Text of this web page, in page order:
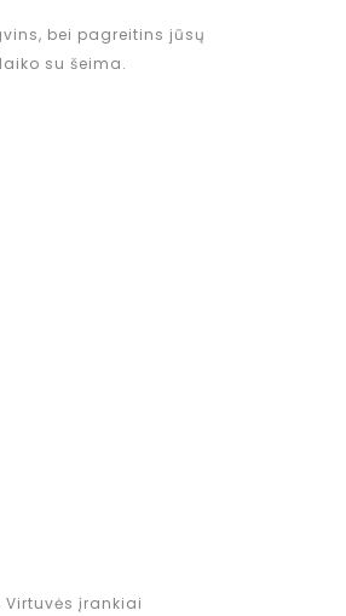
bei pagreitins jūsų
su šeima.
Virtuvės įrankiai